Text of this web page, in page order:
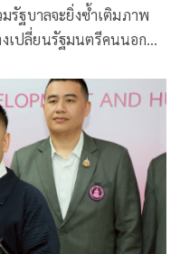
มรัฐบาลจะยิ่งซ้ำเติมภาพ
เปลี่ยนรัฐมนตรีคนนอก